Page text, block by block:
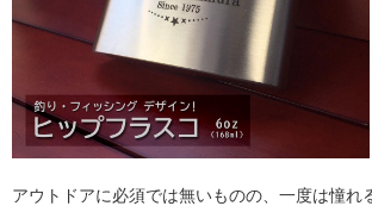
アウトドアに必須では無いものの、一度は憧れ